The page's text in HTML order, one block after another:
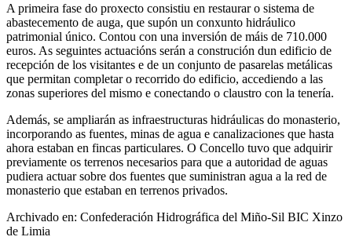
A primeira fase do proxecto consistiu en restaurar o sistema de
abastecemento de auga, que supón un conxunto hidráulico
patrimonial único. Contou con una inversión de máis de 710.000
euros. As seguintes actuacións serán a construción dun edificio de
recepción de los visitantes e de un conjunto de pasarelas metálicas
que permitan completar o recorrido do edificio, accediendo a las
zonas superiores del mismo e conectando o claustro con la tenería.
Además, se ampliarán as infraestructuras hidráulicas do monasterio,
incorporando as fuentes, minas de agua e canalizaciones que hasta
ahora estaban en fincas particulares. O Concello tuvo que adquirir
previamente os terrenos necesarios para que a autoridad de aguas
pudiera actuar sobre dos fuentes que suministran agua a la red de
monasterio que estaban en terrenos privados.
Archivado en: Confederación Hidrográfica del Miño-Sil BIC Xinzo
de Limia